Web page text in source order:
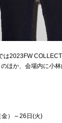
は2023FW
ほか、会場内に小林
）～26日(火)